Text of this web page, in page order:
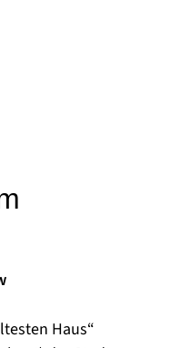
Haus“